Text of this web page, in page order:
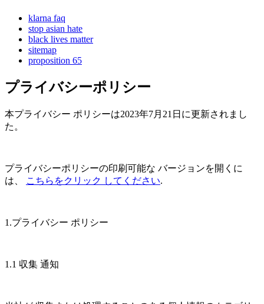
klarna faq
stop asian hate
black lives matter
sitemap
proposition 65
プライバシーポリシー
本プライバシー ポリシーは2023年7月21日に更新されまし
た。
プライバシーポリシーの印刷可能な バージョンを開くに
は、
こちらをクリック してください.
1.プライバシー ポリシー
1.1 収集 通知